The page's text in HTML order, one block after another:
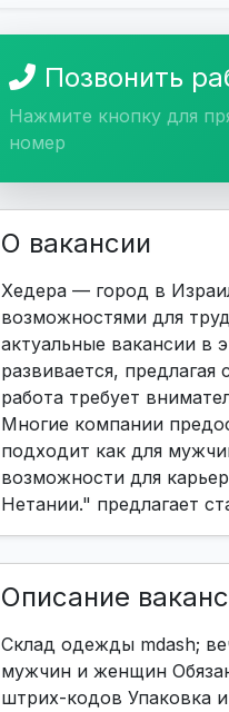
Позвонить
Нажмите кнопку для
номер
О вакансии
Хедера — город в
возможностями для
актуальные вакансии в
развивается,
работа требует
Многие компании
подходит как для
возможности для
Нетании." предлагает
Описание
Склад одежды mdash;
мужчин и женщин
штрих-кодов Упаковка